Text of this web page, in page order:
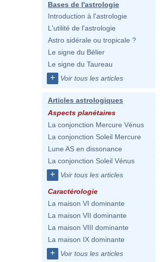
Bases de l'astrologie
Introduction à l'astrologie
L'utilité de l'astrologie
Astro sidérale ou tropicale ?
Le signe du Bélier
Le signe du Taureau
+ Voir tous les articles
Articles astrologiques
Aspects planétaires
La conjonction Mercure Vénus
La conjonction Soleil Mercure
Lune AS en dissonance
La conjonction Soleil Vénus
+ Voir tous les articles
Caractérologie
La maison VI dominante
La maison VII dominante
La maison VIII dominante
La maison IX dominante
+ Voir tous les articles